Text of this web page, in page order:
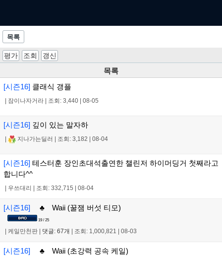
목록
평가 조회 갱신
목록
[시즌16] 클래식 갱플
잠이나자거라 조회: 3,440 08-05
[시즌16] 깊이 있는 말자하
지나가는딜러 조회: 3,182 08-04
[시즌16] 테스터훈 장인초대석출연한 챌린저 하이머딩거 첫째라고
합니다^^
우쓰대리 조회: 332,715 08-04
[시즌16] ♣ Waii (꿀잼 버섯 티모)
19 / 25
케일만천판 댓글: 67개 조회: 1,000,821 08-03
[시즌16] ♣ Waii (초강력 공속 케일)